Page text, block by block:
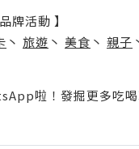
牌活動 】
丶 旅遊 丶 美食 丶 親子
啦！發掘更多吃喝